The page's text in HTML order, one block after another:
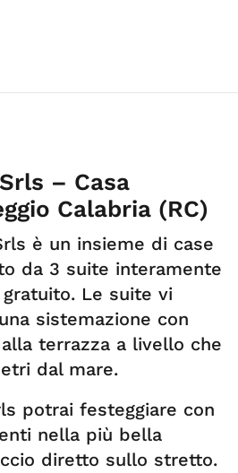
– Casa
Calabria (RC)
è un insieme di case
da 3 suite interamente
Le suite vi
sistemazione con
terrazza a livello che
dal mare.
potrai festeggiare con
nella più bella
diretto sullo stretto.